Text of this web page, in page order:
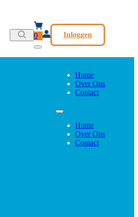
0 Inloggen
Home
Over Ons
Contact
Home
Over Ons
Contact